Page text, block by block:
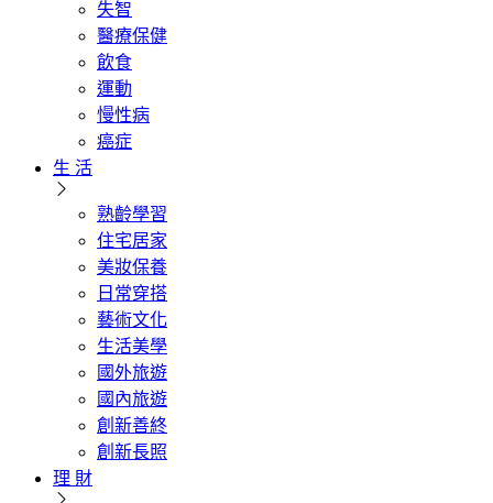
失智
醫療保健
飲食
運動
慢性病
癌症
生 活
熟齡學習
住宅居家
美妝保養
日常穿搭
藝術文化
生活美學
國外旅遊
國內旅遊
創新善終
創新長照
理 財